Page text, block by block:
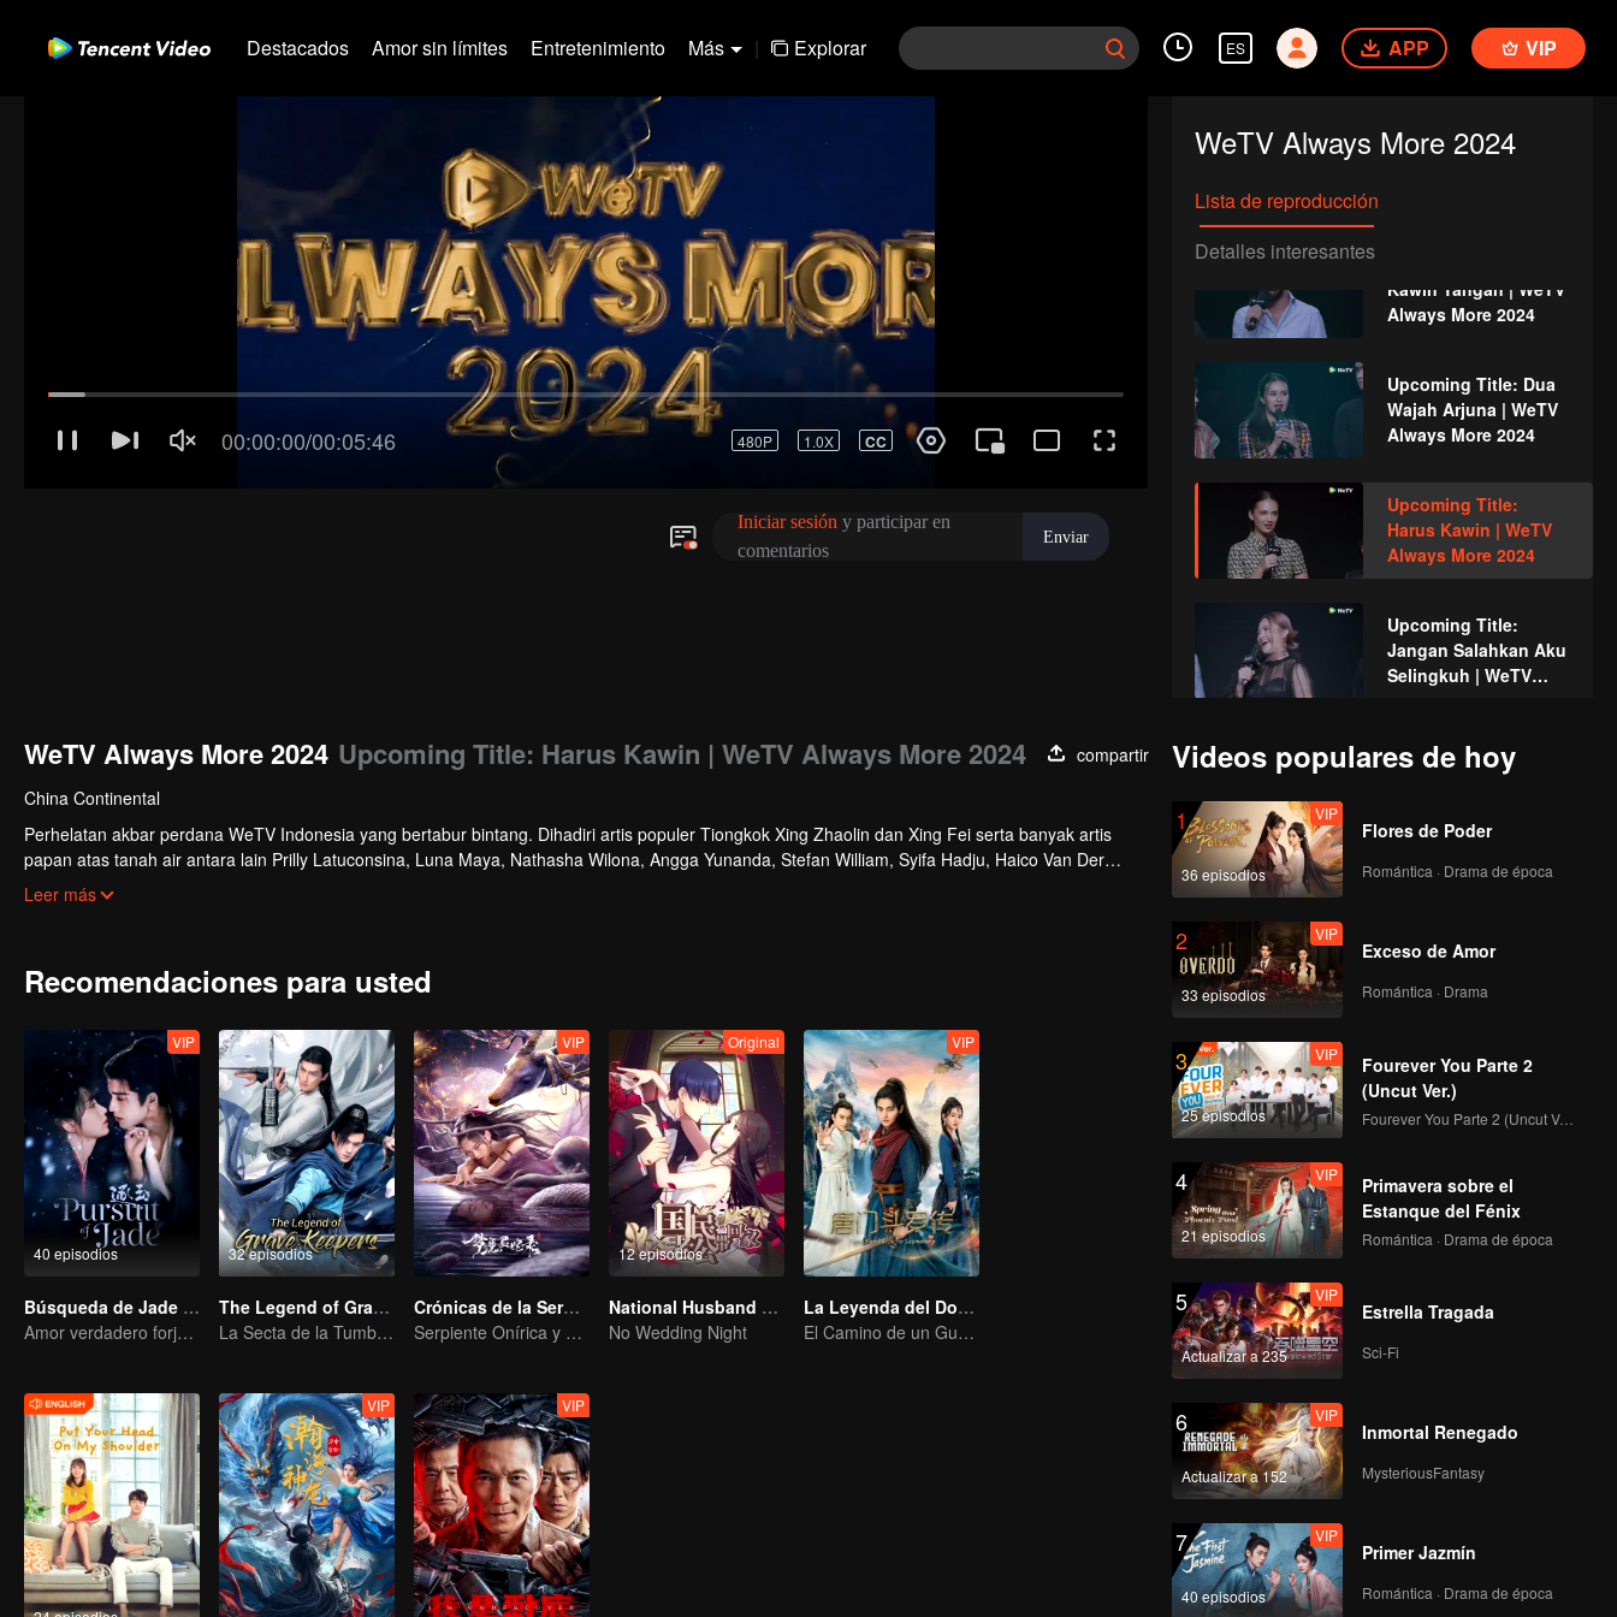
Destacados Amor sin límites Entretenimiento Más | Explorar ES APP VIP
WeTV Always More 2024
Lista de reproducción
Detalles interesantes
Upcoming Title: Cinta
Mati | WeTV Always
More 2024
Upcoming Title: Main
Kawin Tangan | WeTV
Always More 2024
Upcoming Title: Dua
Wajah Arjuna | WeTV
Always More 2024
Upcoming Title:
Harus Kawin | WeTV
Always More 2024
Upcoming Title:
Jangan Salahkan Aku
Selingkuh | WeTV
Rossa - Sakura |
WeTV Always More
WeTV Always More 2024 Upcoming Title: Harus Kawin | WeTV Always More 2024
compartir
China Continental
Perhelatan akbar perdana WeTV Indonesia yang bertabur bintang. Dihadiri artis populer Tiongkok Xing Zhaolin dan Xing Fei serta banyak artis
papan atas tanah air antara lain Prilly Latuconsina, Luna Maya, Nathasha Wilona, Angga Yunanda, Stefan William, Syifa Hadju, Haico Van Der
Veken dan banyak lagi. Plus penampilan spesial dari Rossa. Di acara ini WeTV Indonesia juga mengumumkan WeTV Original series yang akan
Leer más
Recomendaciones para usted
40 episodios
VIP
Búsqueda de Jade (Versión en Inglés)
Amor verdadero forjado en las llamas de la guerra
32 episodios
The Legend of Grave Keepers
La Secta de la Tumba: Una Saga de Artes Marciales
VIP
Crónicas de la Serpiente Espiritual
Serpiente Onírica y el Pasado del Inmortal de la Espada
12 episodios
Original
National Husband Bring Home SS1
No Wedding Night
VIP
La Leyenda del Douluo: La Secta Tang
El Camino de un Guerrero hacia la Redención
VIP VIP
Videos populares de hoy
1
36 episodios
VIP
Flores de Poder
Romántica · Drama de época
2
33 episodios
VIP
Exceso de Amor
Romántica · Drama
3
25 episodios
VIP
Fourever You Parte 2
(Uncut Ver.)
Fourever You Parte 2 (Uncut Ver.)
4
21 episodios
VIP
Primavera sobre el
Estanque del Fénix
Romántica · Drama de época
5
Actualizar a 235
VIP
Estrella Tragada
Sci-Fi
6
Actualizar a 152
VIP
Inmortal Renegado
MysteriousFantasy
7
40 episodios
VIP
Primer Jazmín
Romántica · Drama de época